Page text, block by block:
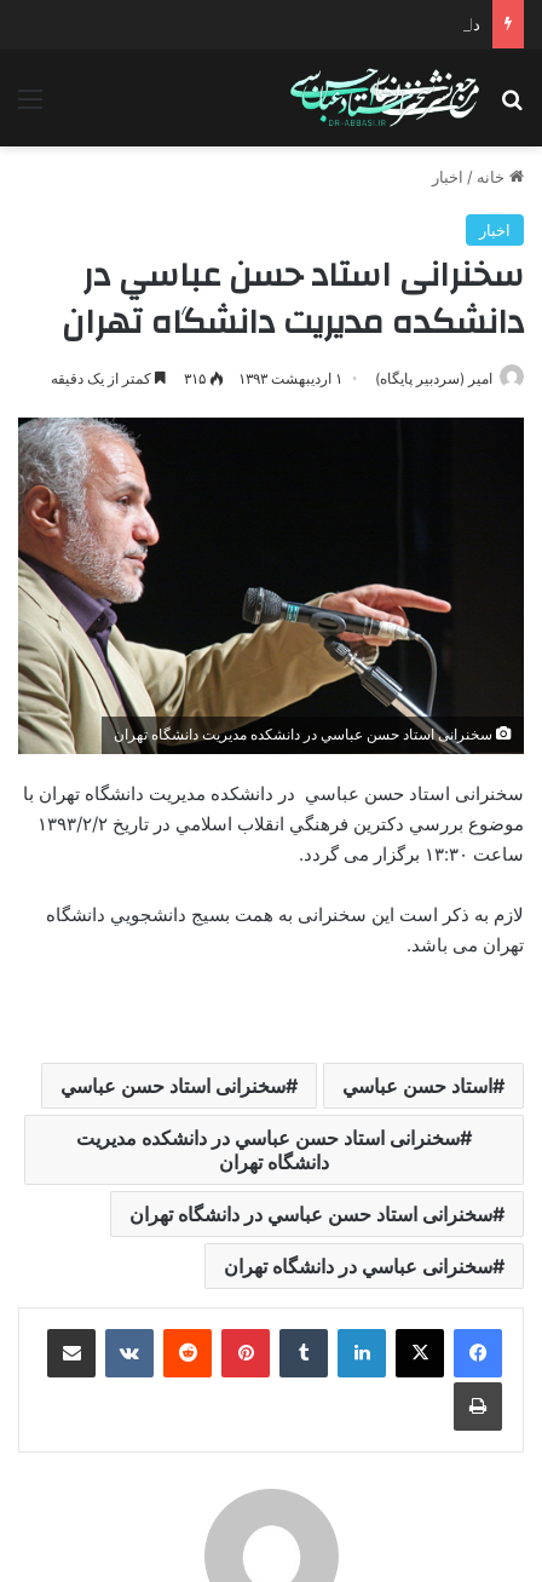
دانلود سخنرانی استاد حسن عباسی با موضوع چهار انتخاب ۱۴۰۰
جستجو برای
خانه / اخبار
اخبار
سخنرانی استاد حسن عباسي در
دانشکده مديريت دانشگاه تهران
امیر (سردبیر پایگاه) ۱ اردیبهشت ۱۳۹۳ ۳۱۵ کمتر از یک دقیقه
سخنرانی استاد حسن عباسي در دانشکده مديريت دانشگاه تهران
سخنرانی استاد حسن عباسي در دانشکده مديريت دانشگاه تهران با
موضوع بررسي دکترين فرهنگي انقلاب اسلامي در تاریخ ۱۳۹۳/۲/۲
ساعت ۱۳:۳۰ برگزار می گردد.
لازم به ذکر است این سخنرانی به همت بسيج دانشجويي دانشگاه
تهران می باشد.
استاد حسن عباسي سخنرانی استاد حسن عباسي
سخنرانی استاد حسن عباسي در دانشکده مديريت
دانشگاه تهران
سخنرانی استاد حسن عباسي در دانشگاه تهران
سخنرانی عباسي در دانشگاه تهران
لینکدین ‫تامبلر ‫پین‌ترست‫رددیت ‫VKontakteاشتراک گذاری از طریق ایمیل
چاپ